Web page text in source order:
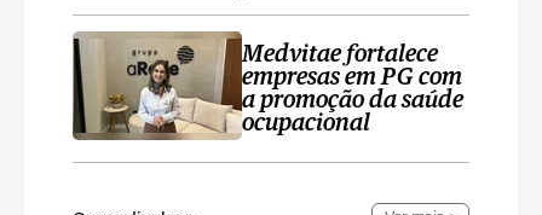
Medvitae fortalece
empresas em PG com
a promoção da saúde
ocupacional